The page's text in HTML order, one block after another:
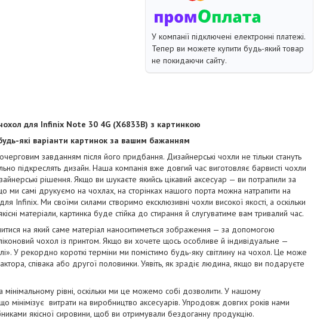
У компанії підключені електронні платежі.
Тепер ви можете купити будь-який товар
не покидаючи сайту.
для Infinix Note 30 4G (X6833B) з картинкою
які варіанти картинок за вашим бажанням
завданням після його придбання. Дизайнерські чохли не тільки стануть
підкреслять дизайн. Наша компанія вже довгий час виготовляє барвисті чохли
рішення. Якщо ви шукаєте якийсь цікавий аксесуар — ви потрапили за
ми самі друкуємо на чохлах, на сторінках нашого порта можна натрапити на
Infinix. Ми своїми силами створимо ексклюзивні чохли високої якості, а оскільки
матеріали, картинка буде стійка до стирання й слугуватиме вам тривалий час.
на який саме матеріал наноситиметься зображення — за допомогою
чохол із принтом. Якщо ви хочете щось особливе й індивідуальне —
У рекордно короткі терміни ми помістимо будь-яку світлину на чохол. Це може
співака або другої половинки. Уявіть, як зрадіє людина, якщо ви подаруєте
мінімальному рівні, оскільки ми це можемо собі дозволити. У нашому
мінімізує витрати на виробництво аксесуарів. Упродовж довгих років нами
якісної сировини, щоб ви отримували бездоганну продукцію.